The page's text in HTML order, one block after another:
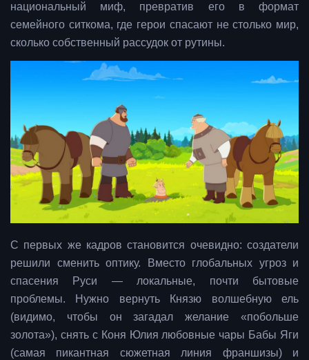
национальный миф, превратив его в формат
семейного ситкома, где герои спасают не столько мир,
сколько собственный рассудок от рутины.
С первых же кадров становится очевидно: создатели
решили сменить оптику. Вместо глобальных угроз и
спасения Руси — локальные, почти бытовые
проблемы. Нужно вернуть Князю волшебную ель
(видимо, чтобы он загадал желание «побольше
золота»), снять с Коня Юлия любовные чары Бабы Яги
(самая пикантная сюжетная линия франшизы) и